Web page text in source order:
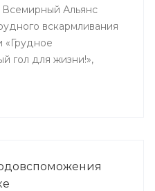
Всемирный Альянс
вскармливания
«Грудное
гол для жизни!»,